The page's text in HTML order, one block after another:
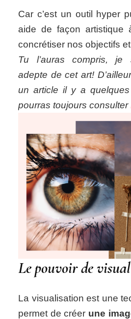
Car c’est un outil hyper
aide de façon artistique
concrétiser nos objectifs
Tu l’auras compris,
adepte de cet art!
un article il y a
pourras toujours consulter
Le pouvoir de
La visualisation est une
permet de créer une